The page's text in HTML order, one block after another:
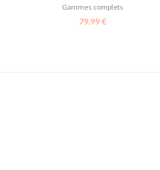
Gammes complets
79.99€